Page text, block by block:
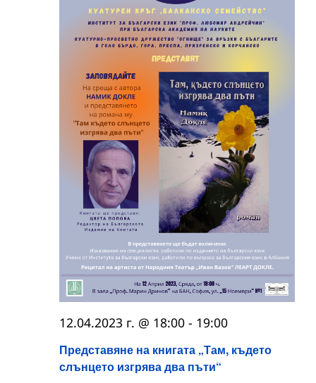
Представяне на книгата „Там, където
слънцето изгрява два пъти“
12.04.2023 г. @ 18:00 - 19:00